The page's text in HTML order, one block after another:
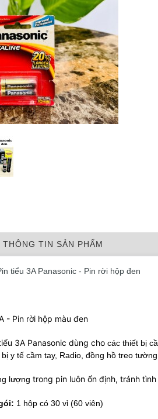
THÔNG TIN SẢN PHẨM
tiểu 3A Panasonic - Pin rời hộp đen
- Pin rời hộp màu đen
3A Panasonic dùng cho các thiết bị
y tế cầm tay, Radio, đồng hồ treo
lượng trong pin luôn ổn định, tránh
1 hộp có 30 vỉ (60 viên)